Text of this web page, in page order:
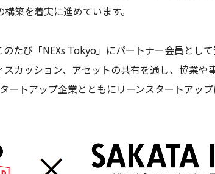
築を着実に進めています。
たび「NEXs Tokyo」にパートナー会員とし
カッション、アセットの共有を通し、協業や
トアップ企業とともにリーンスタートアッ